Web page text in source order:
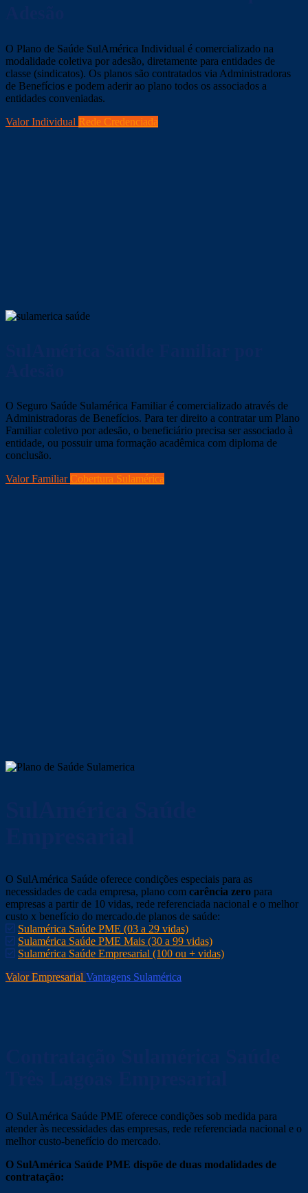
O Plano de Saúde SulAmérica Individual é comercializado na
modalidade coletiva por adesão, diretamente para entidades de
classe (sindicatos). Os planos são contratados via Administradoras
de Benefícios e podem aderir ao plano todos os associados a
entidades conveniadas.
Valor Individual Rede Credenciada
O Seguro Saúde Sulamérica Familiar é comercializado através de
Administradoras de Benefícios. Para ter direito a contratar um Plano
Familiar coletivo por adesão, o beneficiário precisa ser associado à
entidade, ou possuir uma formação acadêmica com diploma de
conclusão.
Valor Familiar Cobertura Sulamérica
O SulAmérica Saúde oferece condições especiais para as
necessidades de cada empresa, plano com carência zero para
empresas a partir de 10 vidas, rede referenciada nacional e o melhor
custo x benefício do mercado.de planos de saúde:
Sulamérica Saúde PME (03 a 29 vidas)
Sulamérica Saúde PME Mais (30 a 99 vidas)
Sulamérica Saúde Empresarial (100 ou + vidas)
Valor Empresarial Vantagens Sulamérica
O SulAmérica Saúde PME oferece condições sob medida para
atender às necessidades das empresas, rede referenciada nacional e o
melhor custo-benefício do mercado.
O SulAmérica Saúde PME dispõe de duas modalidades de
contratação: